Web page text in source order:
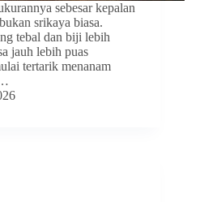
sebesar kepalan
srikaya biasa.
tebal dan biji lebih
jauh lebih puas
tertarik menanam